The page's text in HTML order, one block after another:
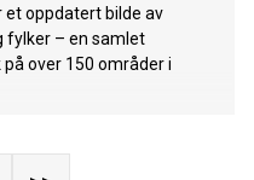
et oppdatert bilde av
fylker – en samlet
over 150 områder i